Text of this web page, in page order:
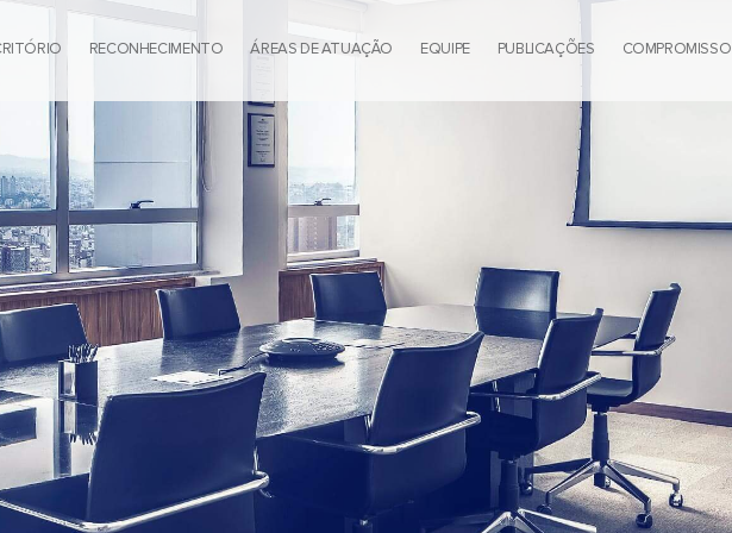
RECONHECIMENTO ÁREAS DE ATUAÇÃO EQUIPE PUBLICAÇÕES COMPROMISSO